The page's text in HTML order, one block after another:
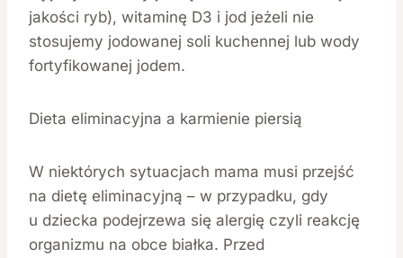
jakości ryb), witaminę D3 i jod jeżeli nie
stosujemy jodowanej soli kuchennej lub wody
fortyfikowanej jodem.
Dieta eliminacyjna a karmienie piersią
W niektórych sytuacjach mama musi przejść
na dietę eliminacyjną – w przypadku, gdy
u dziecka podejrzewa się alergię czyli reakcję
organizmu na obce białka. Przed